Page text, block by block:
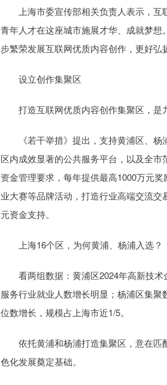
上海市委宣传部相关负责人表示，互
青年人才在这座城市施展才华、成就梦
步繁荣发展互联网优质内容创作，更好弘
设立创作集聚区
打造互联网优质内容创作集聚区，是九
《若干举措》提出，支持黄浦区、杨
区内成效显著的公共服务平台，以及全
资金管理要求，每年提供最高1000万元
业大赛等品牌活动，打造行业高端交流
元资金支持。
上海16个区，为何黄浦、杨浦入选？
看两组数据：黄浦区2024年高新技术
服务行业就业人数增长明显；杨浦区集
位数增长，规模占上海市近1/5。
依托黄浦和杨浦打造集聚区，意在匹
色化发展奠定基础。